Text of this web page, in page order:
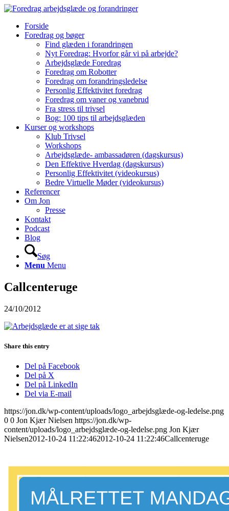
Forside
Foredrag og bøger
Find glæden i forandringen
Nyt Foredrag: Hvorfor går vi på arbejde?
Arbejdsglæde Foredrag
Foredrag om Robotter
Foredrag om forandringsledelse
Personlig Effektivitet foredrag
Foredrag om vaner og vanebrud
Fra stress til trivsel
Bog: 100 tips til arbejdsglæden
Kurser og workshops
Klub Trivsel
Workshops
Arbejdsglæde- ambassadøren (dagskursus)
Den Effektive Hverdag (dagskursus)
Personlig Effektivitet (videokursus)
Bedre Virtuelle Møder (videokursus)
Referencer
Om Jon
Presse
Kontakt
Podcast
Blog
Søg
Menu Menu
Callcenteruge
24/10/2012
Share this entry
Del på Facebook
Del på X
Del på LinkedIn
Del via E-mail
https://jon.dk/wp-content/uploads/logo_arbejdsglæde-og-ledelse.png
0 0 Jon Kjær Nielsen https://jon.dk/wp-
content/uploads/logo_arbejdsglæde-og-ledelse.png Jon Kjær
Nielsen2012-10-24 11:22:462012-10-24 11:22:46Callcenteruge